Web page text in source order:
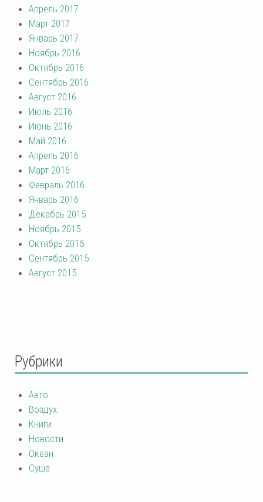
Апрель 2017
Март 2017
Январь 2017
Ноябрь 2016
Октябрь 2016
Сентябрь 2016
Август 2016
Июль 2016
Июнь 2016
Май 2016
Апрель 2016
Март 2016
Февраль 2016
Январь 2016
Декабрь 2015
Ноябрь 2015
Октябрь 2015
Сентябрь 2015
Август 2015
Рубрики
Авто
Воздух
Книги
Новости
Океан
Суша